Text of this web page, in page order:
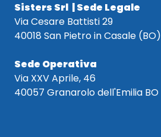
Sisters Srl | Sede Legale
Via Cesare Battisti 29
40018 San Pietro in Casale (BO)
Sede Operativa
Via XXV Aprile, 46
40057 Granarolo dell'Emilia BO